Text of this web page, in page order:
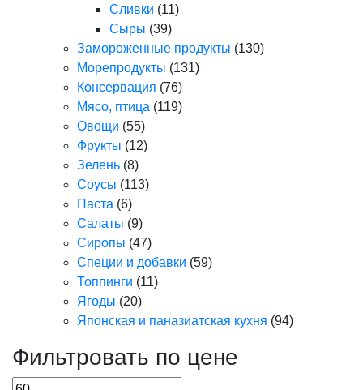
Сливки (11)
Сыры (39)
Замороженные продукты (130)
Морепродукты (131)
Консервация (76)
Мясо, птица (119)
Овощи (55)
Фрукты (12)
Зелень (8)
Соусы (113)
Паста (6)
Салаты (9)
Сиропы (47)
Специи и добавки (59)
Топпинги (11)
Ягоды (20)
Японская и паназиатская кухня (94)
Фильтровать по цене